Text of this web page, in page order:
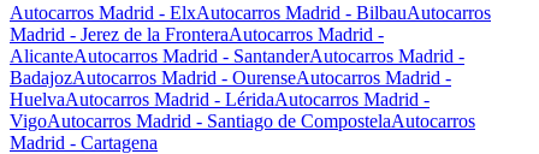
Autocarros Madrid - ElxAutocarros Madrid - BilbauAutocarros
Madrid - Jerez de la FronteraAutocarros Madrid -
AlicanteAutocarros Madrid - SantanderAutocarros Madrid -
BadajozAutocarros Madrid - OurenseAutocarros Madrid -
HuelvaAutocarros Madrid - LéridaAutocarros Madrid -
VigoAutocarros Madrid - Santiago de CompostelaAutocarros
Madrid - Cartagena